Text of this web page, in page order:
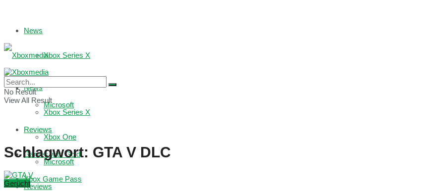
News
Xbox Series X
Microsoft
Reviews
Games with Gold
Xbox Game Pass
News
Xbox Series X
Xbox One
Microsoft
Reviews
No Result
View All Result
Schlagwort: GTA V DLC
Gerücht